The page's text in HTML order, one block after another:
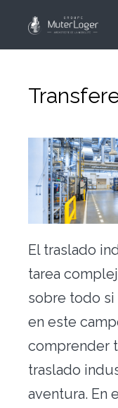
El grupo
Vivienda
Su búsqueda
Su agencia
Moviente
Mudanza de
Mudanza
Traslado de
Conserjería
Nuestras
El traslado
tarea
sobre todo si
en este
comprender
traslado
aventura. En